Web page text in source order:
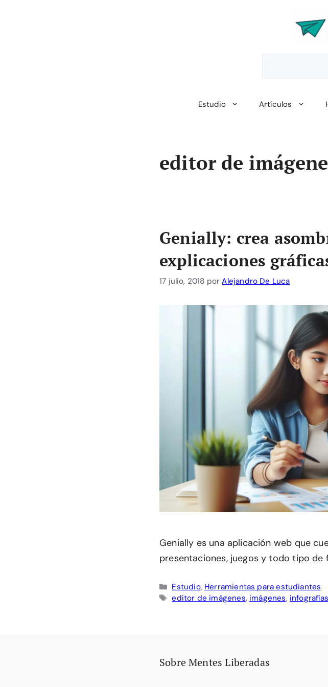
Estudio Artículos
editor de
Genially: crea
explicaciones
17 julio, 2018 porAlejandro De Luca
Genially es una aplicación web que
presentaciones, juegos y todo tipo de
Categorías
Estudio, Herramientas para estudiantes
Etiquetas
editor de imágenes, imágenes, infografías
Sobre Mentes Liberadas